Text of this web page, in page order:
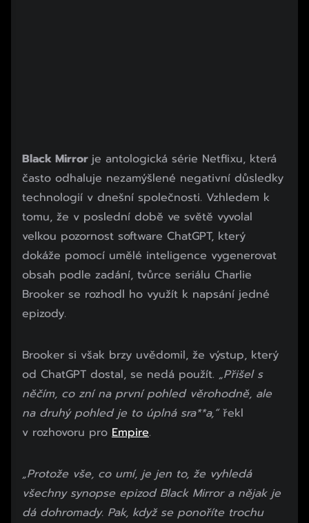
Black Mirror je antologická série Netflixu, která
často odhaluje nezamýšlené negativní důsledky
technologií v dnešní společnosti. Vzhledem k
tomu, že v poslední době ve světě vyvolal
velkou pozornost software ChatGPT, který
dokáže pomocí umělé inteligence vygenerovat
obsah podle zadání, tvůrce seriálu Charlie
Brooker se rozhodl ho využít k napsání jedné
epizody.
Brooker si však brzy uvědomil, že výstup, který
od ChatGPT dostal, se nedá použít. „Přišel s
něčím, co zní na první pohled věrohodně, ale
na druhý pohled je to úplná sra**a,“řekl
v rozhovoru pro Empire.
„Protože vše, co umí, je jen to, že vyhledá
všechny synopse epizod Black Mirror a nějak je
dá dohromady. Pak, když se ponoříte trochu